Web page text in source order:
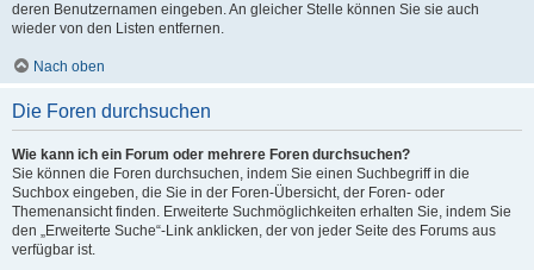
deren Benutzernamen eingeben. An gleicher Stelle können Sie sie auch
wieder von den Listen entfernen.
Nach oben
Die Foren durchsuchen
Wie kann ich ein Forum oder mehrere Foren durchsuchen?
Sie können die Foren durchsuchen, indem Sie einen Suchbegriff in die
Suchbox eingeben, die Sie in der Foren-Übersicht, der Foren- oder
Themenansicht finden. Erweiterte Suchmöglichkeiten erhalten Sie, indem Sie
den „Erweiterte Suche“-Link anklicken, der von jeder Seite des Forums aus
verfügbar ist.